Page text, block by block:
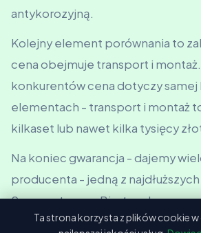
antykorozyjną.
Kolejny element porównania to
cena obejmuje transport i montaż.
konkurentów cena dotyczy samej
elementach - transport i montaż
kilkaset lub nawet kilka tysięcy
Na koniec gwarancja - dajemy
producenta - jedną z najdłuższych
Segmentowa w Bisztynek.
Ta strona korzysta z plików cookie w